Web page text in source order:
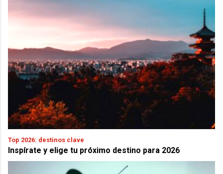
Top 2026: destinos clave
Inspírate y elige tu próximo destino para 2026